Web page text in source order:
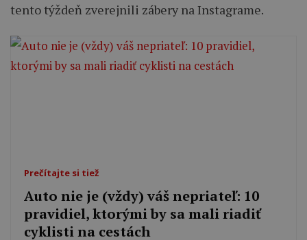
tento týždeň zverejnili zábery na Instagrame.
Prečítajte si tiež
Auto nie je (vždy) váš nepriateľ: 10
pravidiel, ktorými by sa mali riadiť
cyklisti na cestách